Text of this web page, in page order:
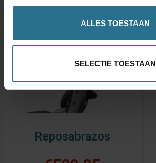
ALLES TOESTAAN
SELECTIE TOESTAAN
Reposabrazos